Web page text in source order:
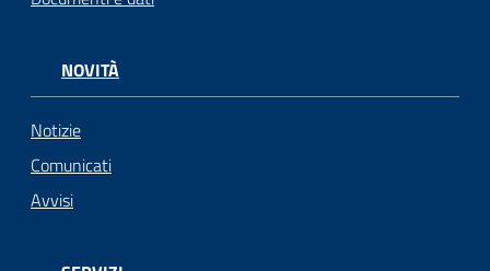
NOVITÀ
Notizie
Comunicati
Avvisi